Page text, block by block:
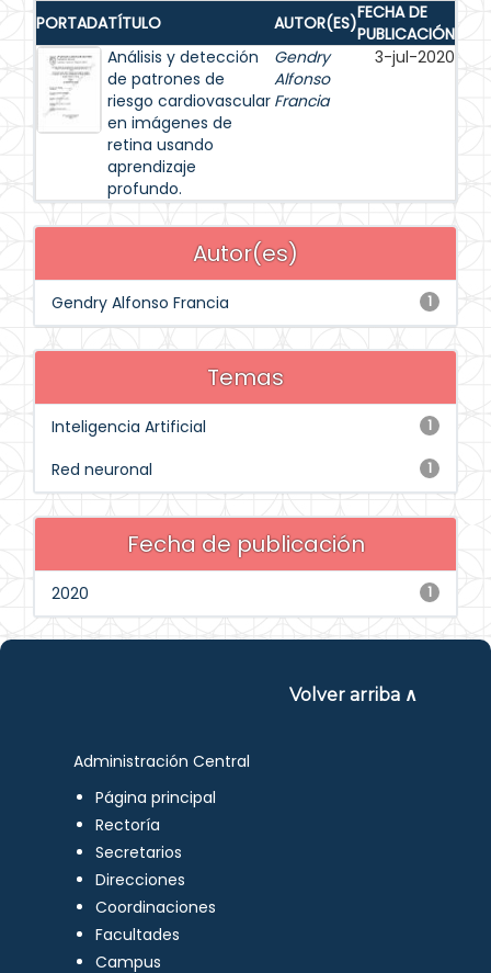
PORTADATÍTULO AUTOR(ES)FECHA DE
PUBLICACIÓN
Análisis y detección
de patrones de
riesgo cardiovascular
en imágenes de
retina usando
aprendizaje
profundo.
Gendry
Alfonso
Francia
3-jul-2020
Autor(es)
1
Gendry Alfonso Francia
Temas
1
Inteligencia Artificial
1
Red neuronal
Fecha de publicación
1
2020
Volver arriba ∧
Administración Central
Página principal
Rectoría
Secretarios
Direcciones
Coordinaciones
Facultades
Campus